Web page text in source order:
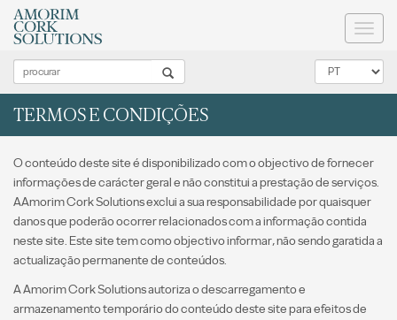
TERMOS E CONDIÇÕES
O conteúdo deste site é disponibilizado com o objectivo de fornecer
informações de carácter geral e não constitui a prestação de serviços.
AAmorim Cork Solutions exclui a sua responsabilidade por quaisquer
danos que poderão ocorrer relacionados com a informação contida
neste site. Este site tem como objectivo informar, não sendo garatida a
actualização permanente de conteúdos.
A Amorim Cork Solutions autoriza o descarregamento e
armazenamento temporário do conteúdo deste site para efeitos de